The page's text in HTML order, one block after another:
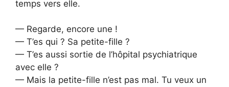
temps vers elle.
— Regarde, encore une !
— T’es qui ? Sa petite-fille ?
— T’es aussi sortie de l’hôpital psychiatrique
avec elle ?
— Mais la petite-fille n’est pas mal. Tu veux un